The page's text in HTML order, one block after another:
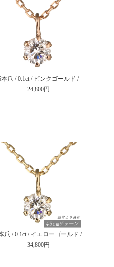
本爪 / 0.1ct / ピンクゴールド /
24,800円
爪 / 0.1ct / イエローゴールド /
34,800円